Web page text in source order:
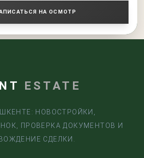
НА ОСМОТР
ESTATE
НОВОСТРОЙКИ,
ПРОВЕРКА ДОКУМЕНТОВ И
СДЕЛКИ.